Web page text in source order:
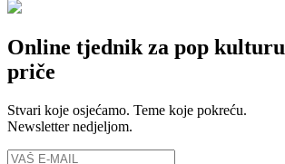
Online tjednik za pop
priče
Stvari koje osjećamo. Teme koje pokreću.
Newsletter nedjeljom.